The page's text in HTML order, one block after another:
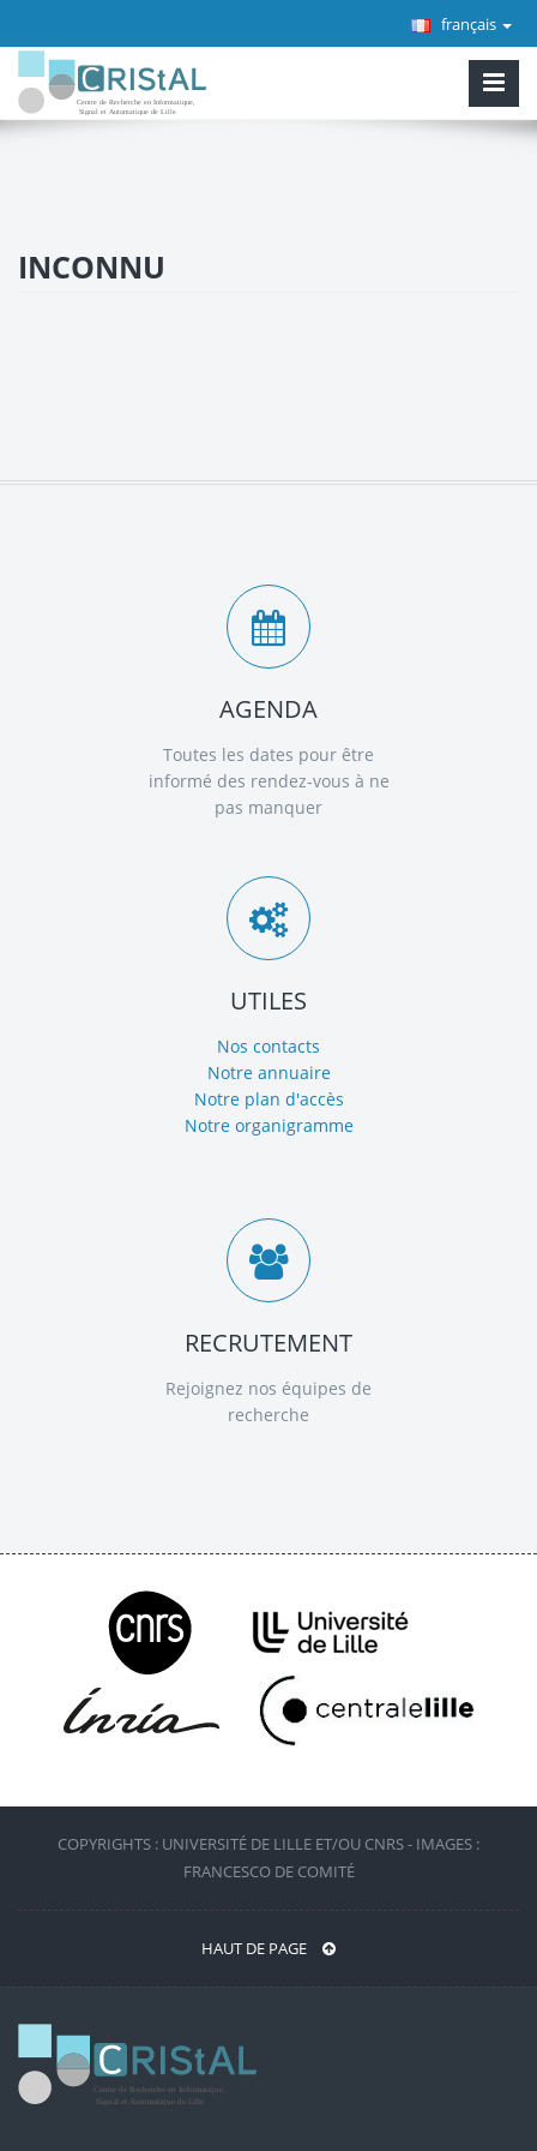
français
INCONNU
AGENDA
Toutes les dates pour être
informé des rendez-vous à ne
pas manquer
UTILES
Nos contacts
Notre annuaire
Notre plan d'accès
Notre organigramme
RECRUTEMENT
Rejoignez nos équipes de
recherche
COPYRIGHTS : UNIVERSITÉ DE LILLE ET/OU CNRS - IMAGES :
FRANCESCO DE COMITÉ
HAUT DE PAGE